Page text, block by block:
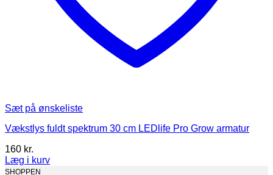
Sæt på ønskeliste
Vækstlys fuldt spektrum 30 cm LEDlife Pro Grow armatur
160 kr.
Læg i kurv
SHOPPEN